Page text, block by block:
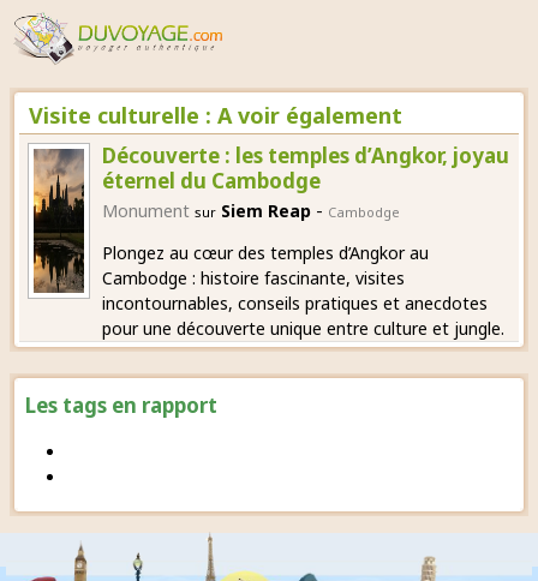
Les tags en rapport
Visite culturelle : A voir également
Découverte : les temples d’Angkor, joyau
éternel du Cambodge
Monument sur Siem Reap - Cambodge
Plongez au cœur des temples d’Angkor au
Cambodge : histoire fascinante, visites
incontournables, conseils pratiques et anecdotes
pour une découverte unique entre culture et jungle.